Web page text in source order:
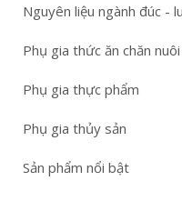
Nguyên liệu ngành đúc -
Phụ gia thức ăn chăn nuôi
Phụ gia thực phẩm
Phụ gia thủy sản
Sản phẩm nổi bật